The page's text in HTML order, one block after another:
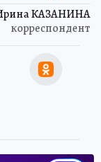
КАЗАНИНА
корреспондент